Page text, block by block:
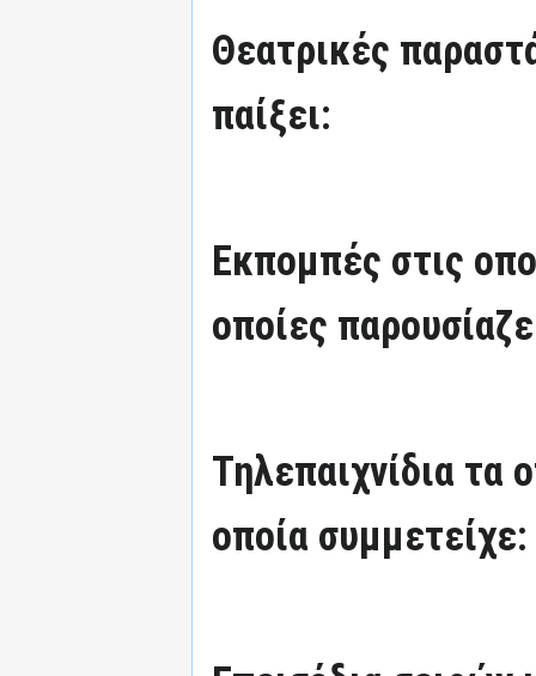
Θεατρικές
παίξει:
Εκπομπές στις
οποίες
Τηλεπαιχνίδια τα
οποία συμμετείχε: